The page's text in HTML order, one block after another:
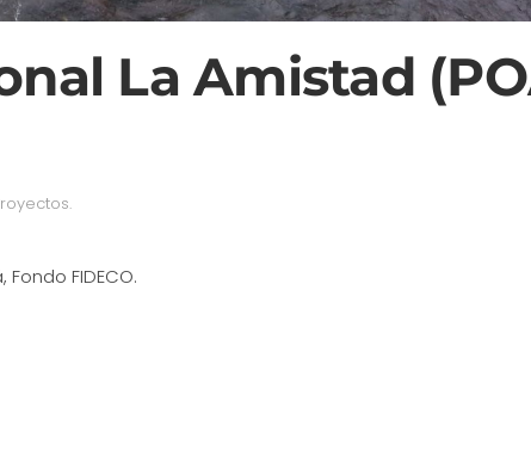
La Amistad
.
FIDECO.